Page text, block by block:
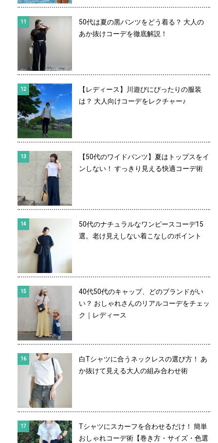
50代は夏の黒パンツをどう着る？ 大人の
あか抜けコーデを徹底解説！
【レディース】川遊びにぴったりの服装
は？ 大人向けコーデをレクチャー♪
【50代のワイドパンツ】夏はトップスをイ
ンしない！ すっきり見える快適コーデ術
50代のナチュラルなワンピースコーデ15
選。老け見えしない着こなしのポイント
40代50代のキャップ、どのブランドがい
い？ おしゃれさんのリアルコーデをチェッ
ク｜レディース
白Tシャツに合うネックレスの選び方！ あ
か抜けて見える大人の組み合わせ術
Tシャツにスカーフを合わせるだけ！ 簡単
おしゃれコーデ術【巻き方・サイズ・色選